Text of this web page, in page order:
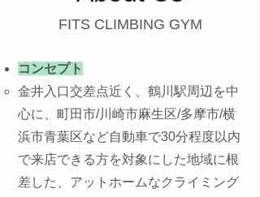
FITS CLIMBING GYM
コンセプト
金井入口交差点近く、鶴川駅周辺を中
心に、町田市/川崎市麻生区/多摩市/横
浜市青葉区など自動車で30分程度以内
で来店できる方を対象にした地域に根
差した、アットホームなクライミング